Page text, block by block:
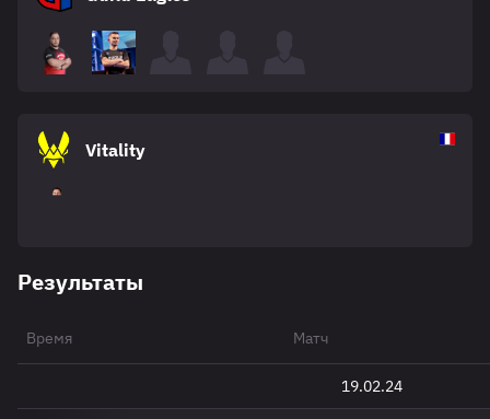
Vitality
Результаты
Время Матч
19.02.24